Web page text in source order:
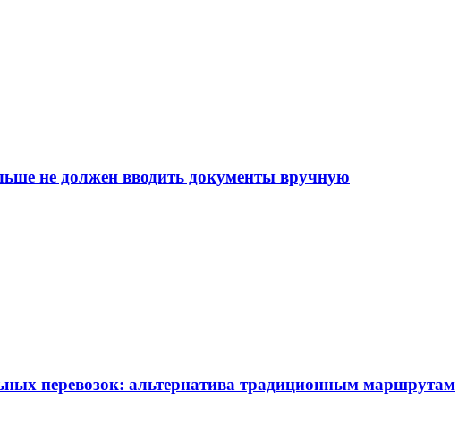
не должен вводить документы вручную
перевозок: альтернатива традиционным маршрутам